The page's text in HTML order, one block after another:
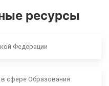
ресурсы
Федерации
сфере Образования